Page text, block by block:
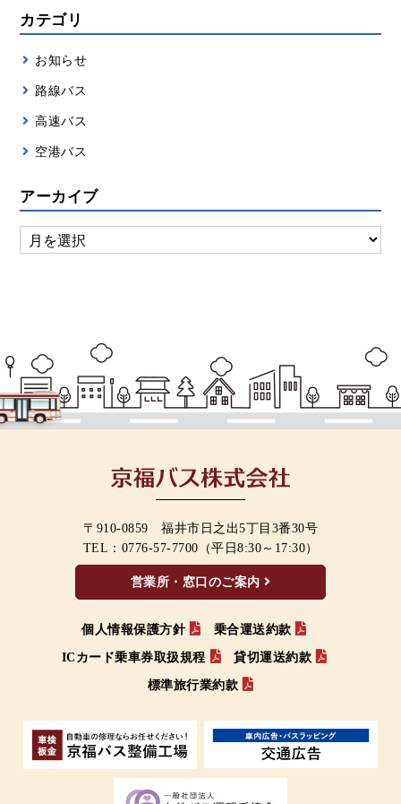
カテゴリ
お知らせ
路線バス
高速バス
空港バス
アーカイブ
〒910-0859 福井市日之出5丁目3番30号
TEL： 0776-57-7700 （平日8:30～17:30）
営業所・窓口のご案内
個人情報保護方針 乗合運送約款
ICカード乗車券取扱規程 貸切運送約款
標準旅行業約款